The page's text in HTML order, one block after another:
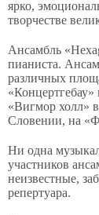
ярко,
творчестве
Ансамбль
пианиста.
различных
«Вигмор холл»
Словении, на
Ни одна
участников
неизвестные,
репертуара.